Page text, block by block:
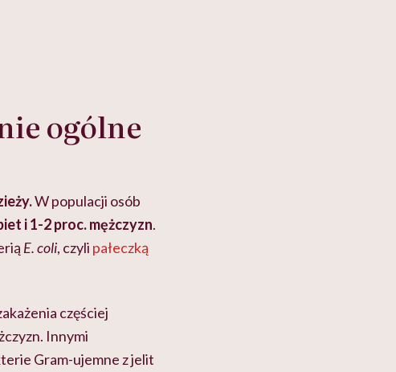
ogólne
W populacji osób
i 1-2 proc. mężczyzn.
E. coli, czyli pałeczką
częściej
Innymi
Gram-ujemne z jelit